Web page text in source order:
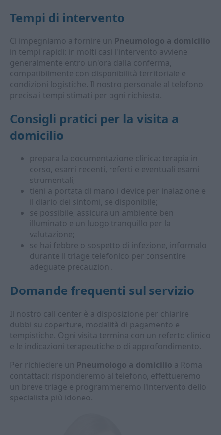
Tempi di intervento
Ci impegniamo a fornire un Pneumologo a domicilio
in tempi rapidi: in molti casi l'intervento avviene
generalmente entro un'ora dalla conferma,
compatibilmente con disponibilità territoriale e
condizioni logistiche. Il nostro personale al telefono
precisa i tempi stimati per ogni richiesta.
Consigli pratici per la visita a
domicilio
prepara la documentazione clinica: terapia in
corso, esami recenti, referti e eventuali esami
strumentali;
tieni a portata di mano i device per inalazione e
il diario dei sintomi, se disponibile;
se possibile, assicura un ambiente ben
illuminato e un luogo tranquillo per la
valutazione;
se hai febbre o sospetto di infezione, informalo
durante il triage telefonico per consentire
adeguate precauzioni.
Domande frequenti sul servizio
Il nostro call center è a disposizione per chiarire
dubbi su coperture, modalità di pagamento e
tempistiche. Ogni visita termina con un referto clinico
e le indicazioni terapeutiche o di approfondimento.
Per richiedere un Pneumologo a domicilio a Roma
contattaci: risponderemo al telefono, effettueremo
un breve triage e programmeremo l'intervento dello
specialista più idoneo.